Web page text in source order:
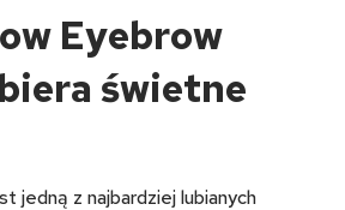
Eyebrow
świetne
jedną z najbardziej lubianych